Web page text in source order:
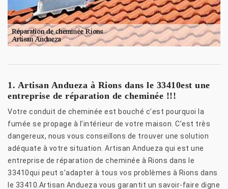
1. Artisan Andueza à Rions dans le 33410est une
entreprise de réparation de cheminée !!!
Votre conduit de cheminée est bouché c’est pourquoi la
fumée se propage à l’intérieur de votre maison. C’est très
dangereux, nous vous conseillons de trouver une solution
adéquate à votre situation. Artisan Andueza qui est une
entreprise de réparation de cheminée à Rions dans le
33410qui peut s’adapter à tous vos problèmes à Rions dans
le 33410.Artisan Andueza vous garantit un savoir-faire digne